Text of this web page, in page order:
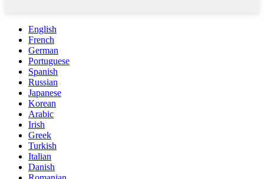
English
French
German
Portuguese
Spanish
Russian
Japanese
Korean
Arabic
Irish
Greek
Turkish
Italian
Danish